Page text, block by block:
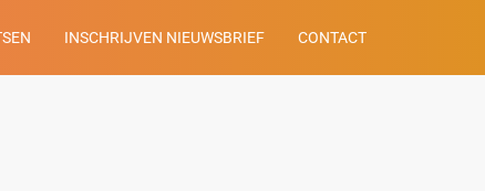
INSCHRIJVEN NIEUWSBRIEF CONTACT